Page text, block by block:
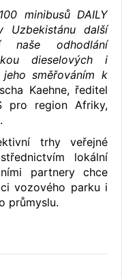
minibusů DAILY
Uzbekistánu další
naše odhodlání
dieselových i
směřováním k
Kaehne, ředitel
pro region Afriky,
trhy veřejné
lokální
partnery chce
vozového parku i
průmyslu.